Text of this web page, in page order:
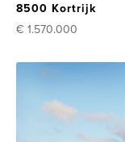
8500 Kortrijk
€ 1.570.000